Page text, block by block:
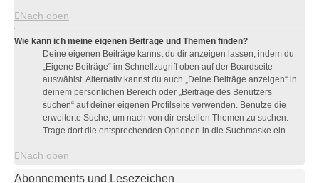
Nach oben
Wie kann ich meine eigenen Beiträge und Themen finden?
Deine eigenen Beiträge kannst du dir anzeigen lassen, indem du
„Eigene Beiträge“ im Schnellzugriff oben auf der Boardseite
auswählst. Alternativ kannst du auch „Deine Beiträge anzeigen“ in
deinem persönlichen Bereich oder „Beiträge des Benutzers
suchen“ auf deiner eigenen Profilseite verwenden. Benutze die
erweiterte Suche, um nach von dir erstellen Themen zu suchen.
Trage dort die entsprechenden Optionen in die Suchmaske ein.
Nach oben
Abonnements und Lesezeichen